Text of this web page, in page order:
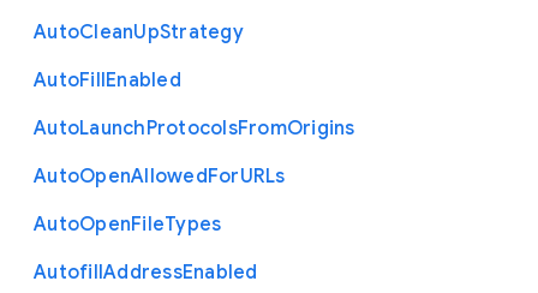
AutoCleanUpStrategy
AutoFillEnabled
AutoLaunchProtocolsFromOrigins
AutoOpenAllowedForURLs
AutoOpenFileTypes
AutofillAddressEnabled